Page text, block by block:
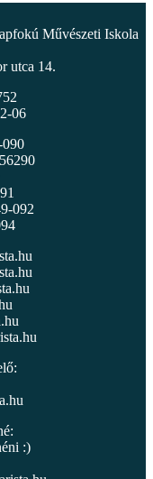
Művészeti Iskola
utca 14.
06
092
:)